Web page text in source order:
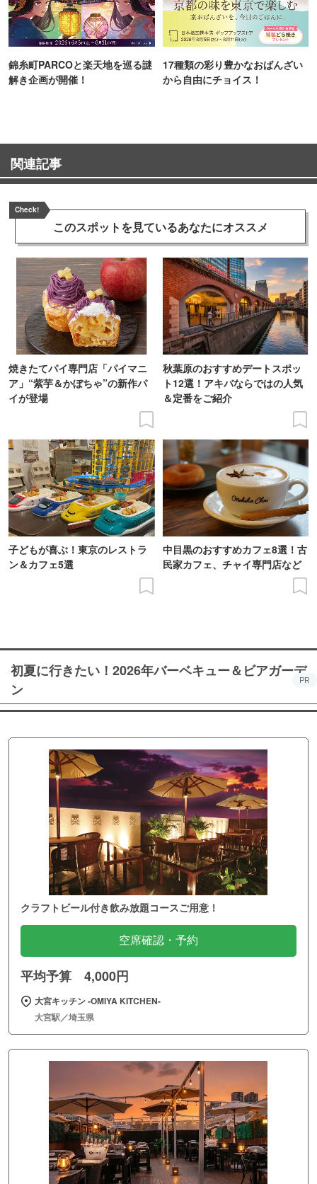
錦糸町PARCOと楽天地を巡る謎
解き企画が開催！
17種類の彩り豊かなおばんざい
から自由にチョイス！
関連記事
Check!
このスポットを見ているあなたにオススメ
焼きたてパイ専門店「パイマニ
ア」“紫芋＆かぼちゃ”の新作パ
イが登場
秋葉原のおすすめデートスポッ
ト12選！アキバならではの人気
＆定番をご紹介
子どもが喜ぶ！東京のレストラ
ン＆カフェ5選
中目黒のおすすめカフェ8選！古
民家カフェ、チャイ専門店など
初夏に行きたい！2026年バーベキュー＆ビアガーデ
ン
PR
クラフトビール付き飲み放題コースご用意！
空席確認・予約
平均予算 4,000円
大宮キッチン ‐OMIYA KITCHEN‐
大宮駅／埼玉県